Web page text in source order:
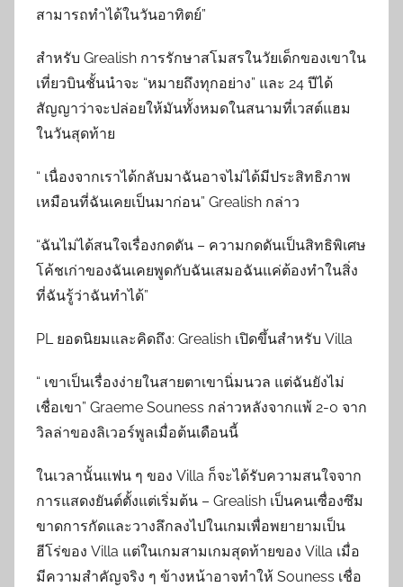
สามารถทำได้ในวันอาทิตย์”
สำหรับ Grealish การรักษาสโมสรในวัยเด็กของเขาใน
เที่ยวบินชั้นนำจะ “หมายถึงทุกอย่าง” และ 24 ปีได้
สัญญาว่าจะปล่อยให้มันทั้งหมดในสนามที่เวสต์แฮม
ในวันสุดท้าย
“ เนื่องจากเราได้กลับมาฉันอาจไม่ได้มีประสิทธิภาพ
เหมือนที่ฉันเคยเป็นมาก่อน” Grealish กล่าว
“ฉันไม่ได้สนใจเรื่องกดดัน – ความกดดันเป็นสิทธิพิเศษ
โค้ชเก่าของฉันเคยพูดกับฉันเสมอฉันแค่ต้องทำในสิ่ง
ที่ฉันรู้ว่าฉันทำได้”
PL ยอดนิยมและคิดถึง: Grealish เปิดขึ้นสำหรับ Villa
“ เขาเป็นเรื่องง่ายในสายตาเขานิ่มนวล แต่ฉันยังไม่
เชื่อเขา” Graeme Souness กล่าวหลังจากแพ้ 2-0 จาก
วิลล่าของลิเวอร์พูลเมื่อต้นเดือนนี้
ในเวลานั้นแฟน ๆ ของ Villa ก็จะได้รับความสนใจจาก
การแสดงยันต์ตั้งแต่เริ่มต้น – Grealish เป็นคนเซื่องซึม
ขาดการกัดและวางลึกลงไปในเกมเพื่อพยายามเป็น
ฮีโร่ของ Villa แต่ในเกมสามเกมสุดท้ายของ Villa เมื่อ
มีความสำคัญจริง ๆ ข้างหน้าอาจทำให้ Souness เชื่อ